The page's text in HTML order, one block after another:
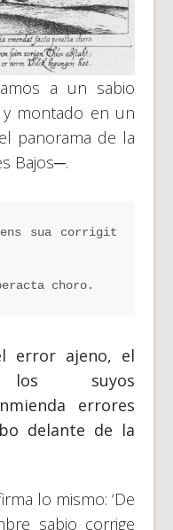
a un sabio
montado en un
panorama de la
Bajos─.
sua corrigit
choro.
error ajeno, el
suyos
errores
delante de la
lo mismo: ‘De
sabio corrige